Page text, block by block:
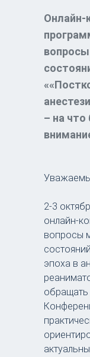
2-3
онлайн-
вопросы
эпоха в
обращать
Онлайн-
– на